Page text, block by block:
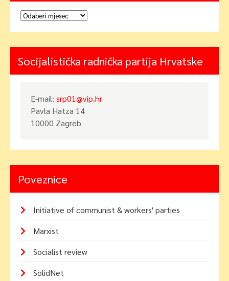
Arhiva
Socijalistička radnička partija Hrvatske
E-mail: srp01@vip.hr
Pavla Hatza 14
10000 Zagreb
Poveznice
Initiative of communist & workers' parties
Marxist
Socialist review
SolidNet